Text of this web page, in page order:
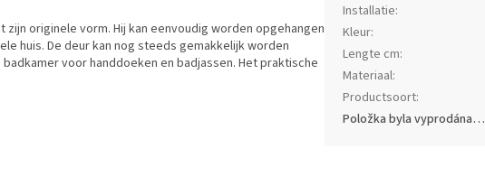
originele vorm. Hij kan eenvoudig worden opgehangen
huis. De deur kan nog steeds gemakkelijk worden
voor handdoeken en badjassen. Het praktische
Installatie:
Kleur:
Lengte cm:
Materiaal:
Productsoort:
Položka byla vyprodána…